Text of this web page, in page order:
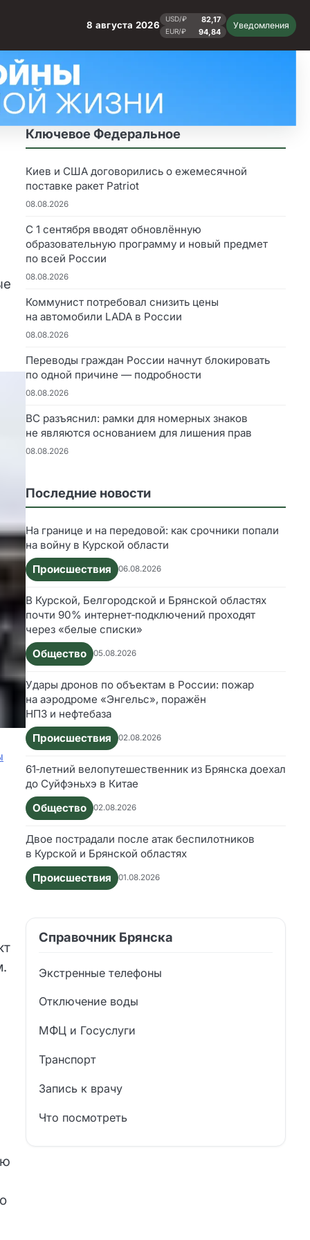
8 августа 2026
USD/₽ 82,17
EUR/₽ 94,84
Уведомления
Ключевое Федеральное
Киев и США договорились о ежемесячной
поставке ракет Patriot
08.08.2026
С 1 сентября вводят обновлённую
образовательную программу и новый предмет
по всей России
08.08.2026
Коммунист потребовал снизить цены
на автомобили LADA в России
08.08.2026
Переводы граждан России начнут блокировать
по одной причине — подробности
08.08.2026
ВС разъяснил: рамки для номерных знаков
не являются основанием для лишения прав
08.08.2026
Последние новости
На границе и на передовой: как срочники попали
на войну в Курской области
Происшествия
06.08.2026
В Курской, Белгородской и Брянской областях
почти 90% интернет‑подключений проходят
через «белые списки»
Общество
05.08.2026
Удары дронов по объектам в России: пожар
на аэродроме «Энгельс», поражён
НПЗ и нефтебаза
Происшествия
02.08.2026
61‑летний велопутешественник из Брянска доехал
до Суйфэньхэ в Китае
Общество
02.08.2026
Двое пострадали после атак беспилотников
в Курской и Брянской областях
Происшествия
01.08.2026
Справочник Брянска
Экстренные телефоны
Отключение воды
МФЦ и Госуслуги
Транспорт
Запись к врачу
Что посмотреть